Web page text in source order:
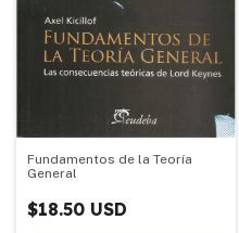
Fundamentos de la Teoría
General
$18.50 USD